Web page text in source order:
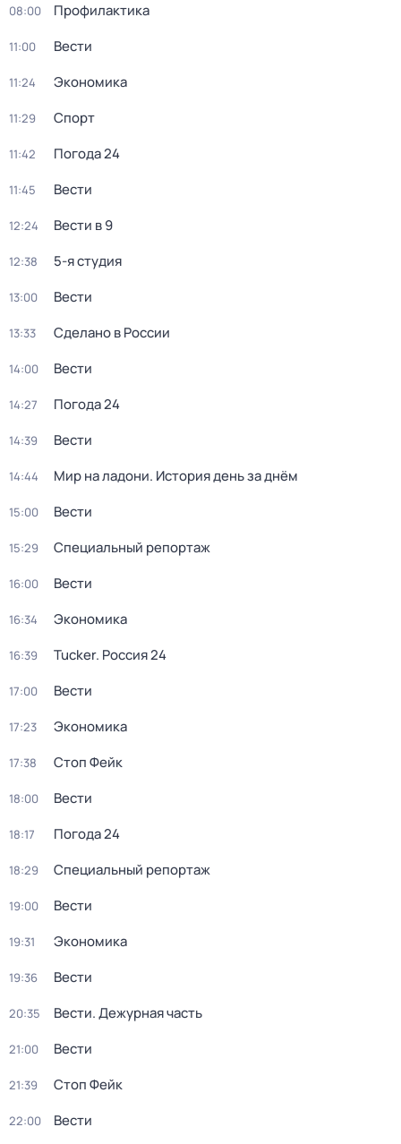
08:00 Профилактика
11:00 Вести
11:24 Экономика
11:29 Спорт
11:42 Погода 24
11:45 Вести
12:24 Вести в 9
12:38 5-я студия
13:00 Вести
13:33 Сделано в России
14:00 Вести
14:27 Погода 24
14:39 Вести
14:44 Мир на ладони. История день за днём
15:00 Вести
15:29 Специальный репортаж
16:00 Вести
16:34 Экономика
16:39 Tucker. Россия 24
17:00 Вести
17:23 Экономика
17:38 Стоп Фейк
18:00 Вести
18:17 Погода 24
18:29 Специальный репортаж
19:00 Вести
19:31 Экономика
19:36 Вести
20:35 Вести. Дежурная часть
21:00 Вести
21:39 Стоп Фейк
22:00 Вести